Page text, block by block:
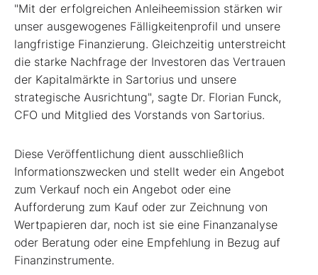
"Mit der erfolgreichen Anleiheemission stärken wir
unser ausgewogenes Fälligkeitenprofil und unsere
langfristige Finanzierung. Gleichzeitig unterstreicht
die starke Nachfrage der Investoren das Vertrauen
der Kapitalmärkte in Sartorius und unsere
strategische Ausrichtung", sagte Dr. Florian Funck,
CFO und Mitglied des Vorstands von Sartorius.
Diese Veröffentlichung dient ausschließlich
Informationszwecken und stellt weder ein Angebot
zum Verkauf noch ein Angebot oder eine
Aufforderung zum Kauf oder zur Zeichnung von
Wertpapieren dar, noch ist sie eine Finanzanalyse
oder Beratung oder eine Empfehlung in Bezug auf
Finanzinstrumente.